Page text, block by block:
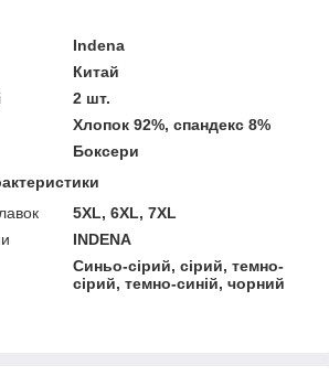
Indena
Китай
2 шт.
Хлопок 92%, спандекс 8%
Боксери
5XL, 6XL, 7XL
INDENA
Синьо-сірий, сірий, темно-
сірий, темно-синій, чорний